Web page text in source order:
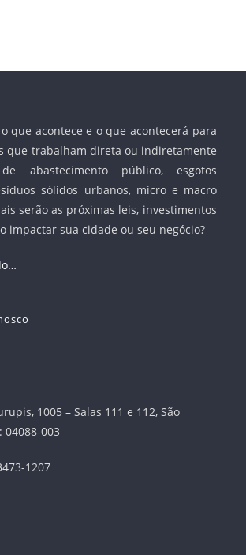
que acontece e o que acontecerá para
que trabalham direta ou indiretamente
abastecimento público, esgotos
sólidos urbanos, micro e macro
serão as próximas leis, investimentos
impactar sua cidade ou seu negócio?
1005 – Salas 111 e 112, São
04088-003
1207